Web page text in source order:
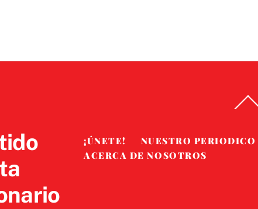
¡ÚNETE! NUESTRO PERIODICO
ACERCA DE NOSOTROS